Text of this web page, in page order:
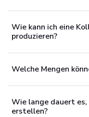
Wie kann ich eine
produzieren?
Welche Mengen
Wie lange dauert
erstellen?